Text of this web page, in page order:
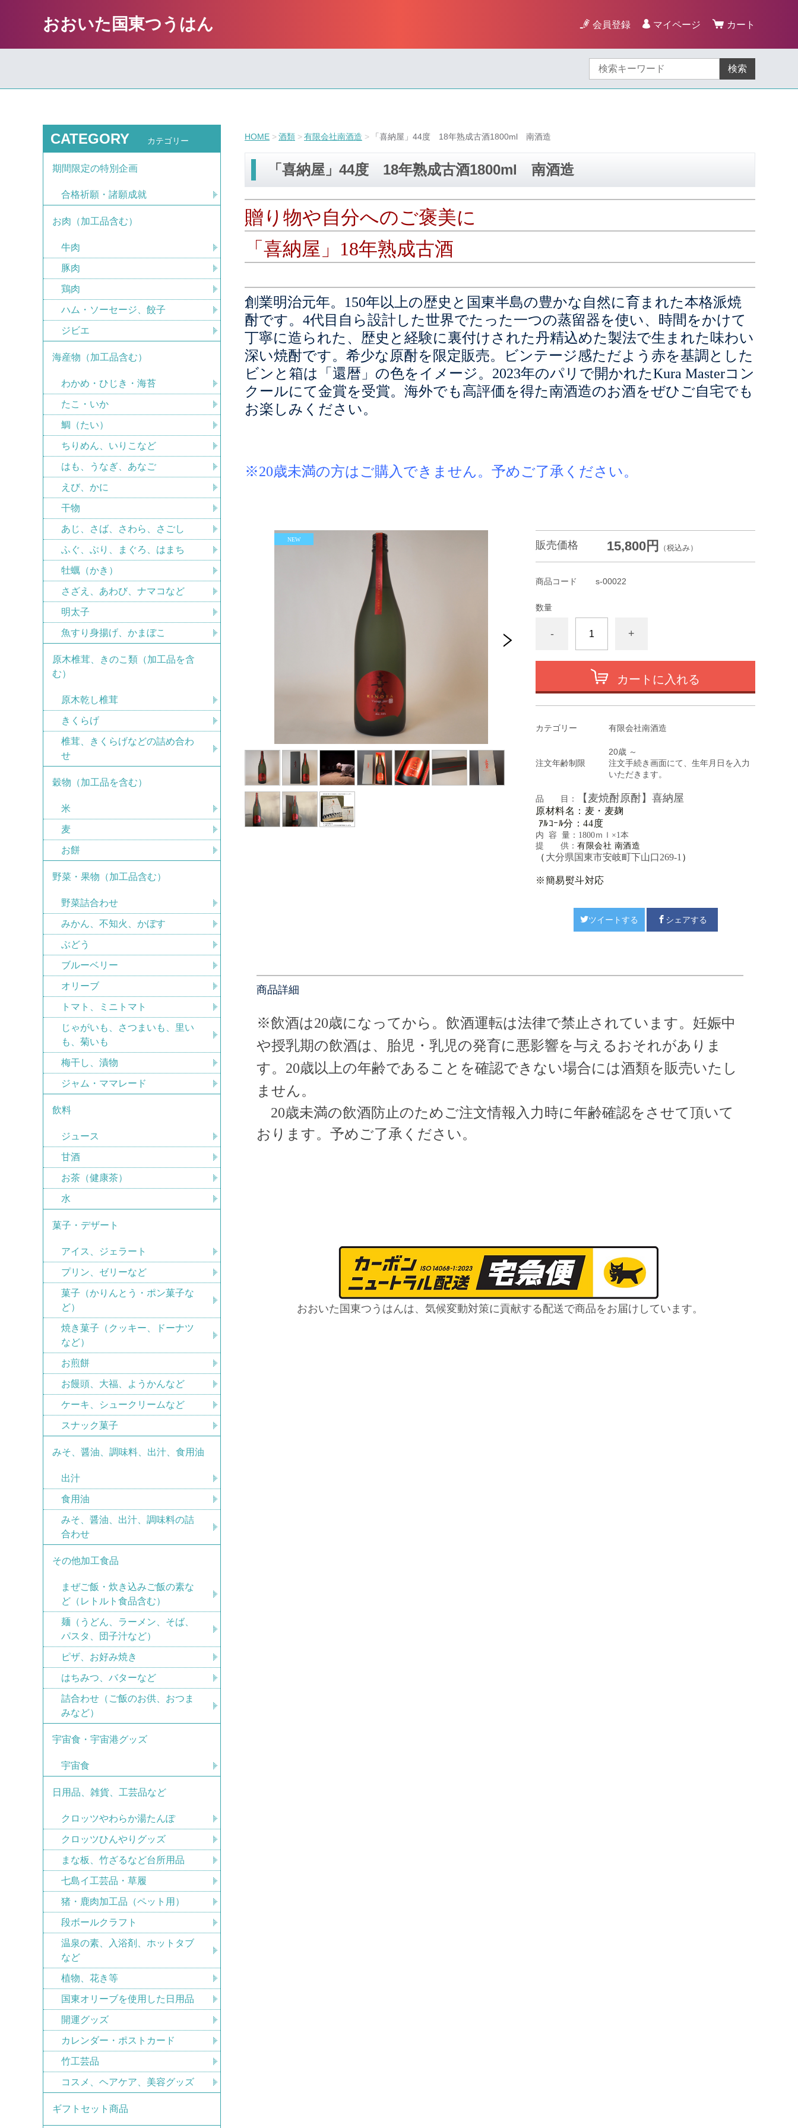
おおいた国東つうはん 会員登録 マイページ カート
検索
HOME 酒類 有限会社南酒造 「喜納屋」44度 18年熟成古酒1800ml 南酒造
「喜納屋」44度 18年熟成古酒1800ml 南酒造
贈り物や自分へのご褒美に
「喜納屋」18年熟成古酒
創業明治元年。150年以上の歴史と国東半島の豊かな自然に育まれた本格派焼
酎です。4代目自ら設計した世界でたった一つの蒸留器を使い、時間をかけて
丁寧に造られた、歴史と経験に裏付けされた丹精込めた製法で生まれた味わい
深い焼酎です。希少な原酎を限定販売。ビンテージ感ただよう赤を基調とした
ビンと箱は「還暦」の色をイメージ。2023年のパリで開かれたKura Masterコン
クールにて金賞を受賞。海外でも高評価を得た南酒造のお酒をぜひご自宅でも
お楽しみください。
※20歳未満の方はご購入できません。予めご了承ください。
販売価格 15,800円 （税込み）
商品コード s-00022
数量
- +
カートに入れる
カテゴリー 有限会社南酒造
注文年齢制限
20歳 ～
注文手続き画面にて、生年月日を入力
いただきます。
品 目： 【麦焼酎原酎】喜納屋
原材料名：麦・麦麹
ｱﾙｺｰﾙ分：44度
内 容 量： 1800ｍｌ×1本
提 供： 有限会社 南酒造
（ 大分県国東市安岐町下山口269-1 ）
※簡易熨斗対応
ツイートする シェアする
商品詳細
※飲酒は20歳になってから。飲酒運転は法律で禁止されています。 妊娠中
や授乳期の飲酒は、胎児・乳児の発育に悪影響を与えるおそれがありま
す。 20歳以上の年齢であることを確認できない場合には酒類を販売いたし
ません。
20歳未満の飲酒防止のためご注文情報入力時に年齢確認をさせて頂いて
おります。予めご了承ください。
おおいた国東つうはんは、気候変動対策に貢献する配送で商品をお届けしています。
CATEGORY カテゴリー
期間限定の特別企画
合格祈願・諸願成就
お肉（加工品含む）
牛肉
豚肉
鶏肉
ハム・ソーセージ、餃子
ジビエ
海産物（加工品含む）
わかめ・ひじき・海苔
たこ・いか
鯛（たい）
ちりめん、いりこなど
はも、うなぎ、あなご
えび、かに
干物
あじ、さば、さわら、さごし
ふぐ、ぶり、まぐろ、はまち
牡蠣（かき）
さざえ、あわび、ナマコなど
明太子
魚すり身揚げ、かまぼこ
原木椎茸、きのこ類（加工品を含
む）
原木乾し椎茸
きくらげ
椎茸、きくらげなどの詰め合わ
せ
穀物（加工品を含む）
米
麦
お餅
野菜・果物（加工品含む）
野菜詰合わせ
みかん、不知火、かぼす
ぶどう
ブルーベリー
オリーブ
トマト、ミニトマト
じゃがいも、さつまいも、里い
も、菊いも
梅干し、漬物
ジャム・ママレード
飲料
ジュース
甘酒
お茶（健康茶）
水
菓子・デザート
アイス、ジェラート
プリン、ゼリーなど
菓子（かりんとう・ポン菓子な
ど）
焼き菓子（クッキー、ドーナツ
など）
お煎餅
お饅頭、大福、ようかんなど
ケーキ、シュークリームなど
スナック菓子
みそ、醤油、調味料、出汁、食用油
出汁
食用油
みそ、醤油、出汁、調味料の詰
合わせ
その他加工食品
まぜご飯・炊き込みご飯の素な
ど（レトルト食品含む）
麺（うどん、ラーメン、そば、
パスタ、団子汁など）
ピザ、お好み焼き
はちみつ、バターなど
詰合わせ（ご飯のお供、おつま
みなど）
宇宙食・宇宙港グッズ
宇宙食
日用品、雑貨、工芸品など
クロッツやわらか湯たんぽ
クロッツひんやりグッズ
まな板、竹ざるなど台所用品
七島イ工芸品・草履
猪・鹿肉加工品（ペット用）
段ボールクラフト
温泉の素、入浴剤、ホットタブ
など
植物、花き等
国東オリーブを使用した日用品
開運グッズ
カレンダー・ポストカード
竹工芸品
コスメ、ヘアケア、美容グッズ
ギフトセット商品